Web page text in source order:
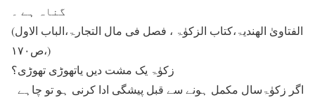
گناہ ہے ۔
(الفتاویٰ الھندیۃ،کتاب الزکوٰۃ ، فصل فی مال التجارۃ،الباب الاول
،ص۱۷۰)
زکوٰۃ یک مشت دیں یاتھوڑی تھوڑی؟